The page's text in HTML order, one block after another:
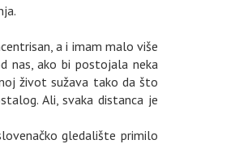
a i imam malo više
nas, ako bi postojala neka
život sužava tako da što
Ali, svaka distanca je
gledalište primilo